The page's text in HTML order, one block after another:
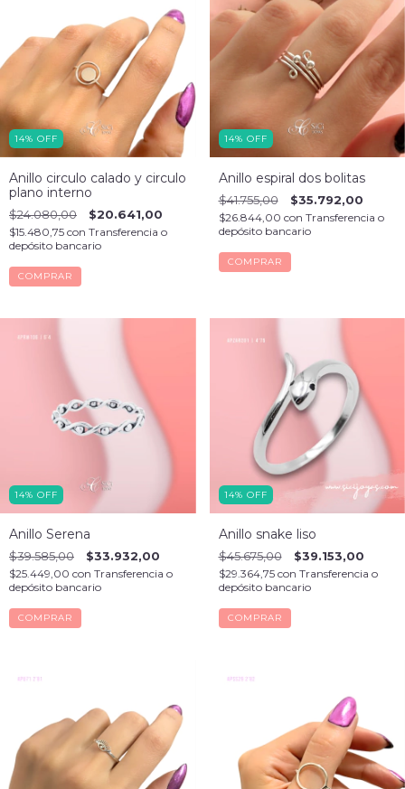
14% OFF
Anillo circulo calado y circulo
plano interno
$24.080,00 $20.641,00
$15.480,75 con Transferencia o
depósito bancario
COMPRAR
14% OFF
Anillo espiral dos bolitas
$41.755,00 $35.792,00
$26.844,00 con Transferencia o
depósito bancario
COMPRAR
14% OFF
Anillo Serena
$39.585,00 $33.932,00
$25.449,00 con Transferencia o
depósito bancario
COMPRAR
14% OFF
Anillo snake liso
$45.675,00 $39.153,00
$29.364,75 con Transferencia o
depósito bancario
COMPRAR